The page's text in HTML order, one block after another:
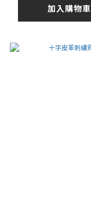
加入購物車